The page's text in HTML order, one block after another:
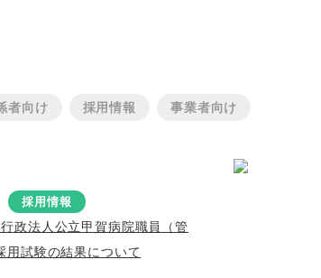
者向け 採用情報 事業者向け
採用情報
政法人公立甲賀病院職員（管
用試験の結果について